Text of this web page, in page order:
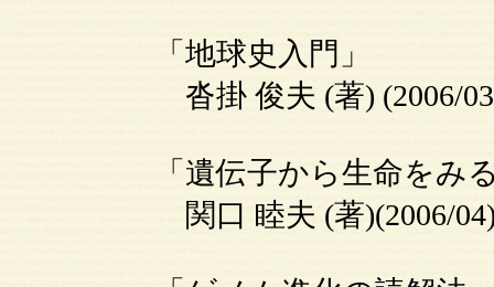
「地球史入門」
沓掛 俊夫 (著) (2006/
「遺伝子から生命を
関口 睦夫 (著)(2006/